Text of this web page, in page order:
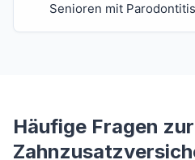
Senioren mit
Häufige Fragen zur